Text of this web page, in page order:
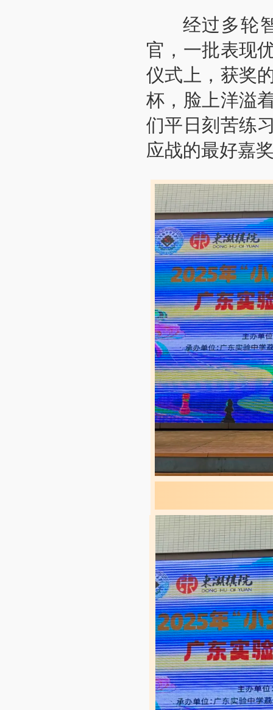
经过多轮智
官，一批表现
仪式上，获奖
杯，脸上洋溢
们平日刻苦练
应战的最好嘉